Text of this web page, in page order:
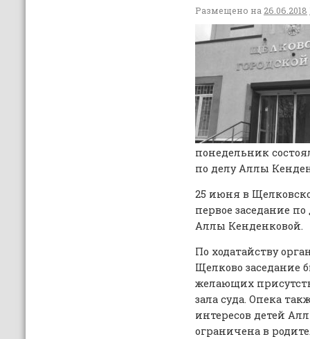
Размещено на 26.06.2018
понедельник
по делу Аллы
25 июня в
первое заседание
Аллы Кенденковой.
По ходатайству
Щелково заседание
желающих
зала суда. Опека
интересов детей
ограничена в